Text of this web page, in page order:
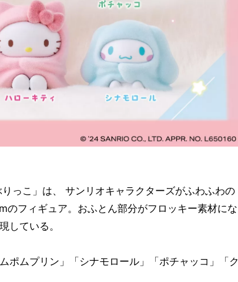
っこ」は、 サンリオキャラクターズがふわふわの
フィギュア。おふとん部分がフロッキー素材にな
している。
ポムプリン」「シナモロール」「ポチャッコ」「ク